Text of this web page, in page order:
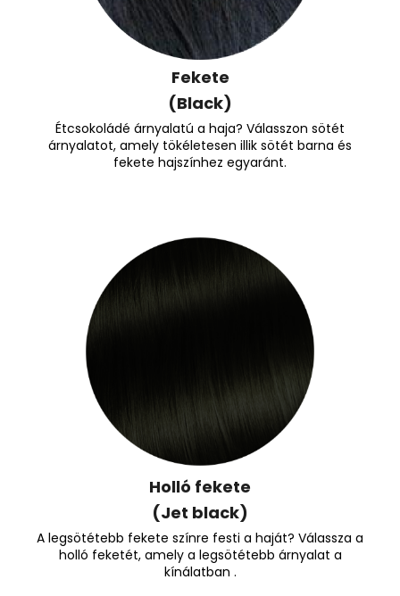
Fekete
(Black)
Étcsokoládé árnyalatú a haja? Válasszon sötét
árnyalatot, amely tökéletesen illik sötét barna és
fekete hajszínhez egyaránt.
Holló fekete
(Jet black)
A legsötétebb fekete színre festi a haját? Válassza a
holló feketét, amely a legsötétebb árnyalat a
kínálatban .